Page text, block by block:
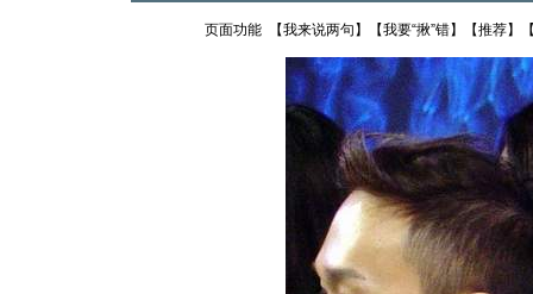
页面功能 【我来说两句 】【我要“揪”错】【推荐】